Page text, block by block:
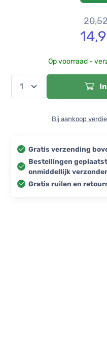
Op voorraad -
Bij aankoop
Gratis verzending
Bestellingen
onmiddellijk
Gratis ruilen en